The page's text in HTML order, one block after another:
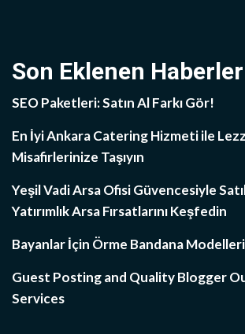
Son Eklenen Haberler
SEO Paketleri: Satın Al Farkı Gör!
En İyi Ankara Catering Hizmeti ile
Misafirlerinize Taşıyın
Yeşil Vadi Arsa Ofisi Güvencesiyle
Yatırımlık Arsa Fırsatlarını Keşfedin
Bayanlar İçin Örme Bandana Modelleri
Guest Posting and Quality Blogger
Services